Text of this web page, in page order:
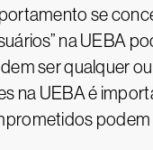
se
na UEBA
ser qualquer
na UEBA é